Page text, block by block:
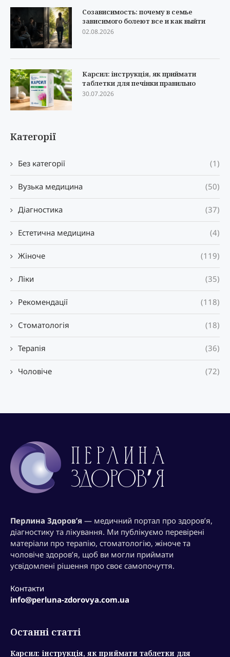
Созависимость: почему в семье
зависимого болеют все и как выйти
02.08.2026
Карсил: інструкція, як приймати
таблетки для печінки правильно
30.07.2026
Категорії
Без категорії (1)
Вузька медицина (50)
Діагностика (37)
Естетична медицина (4)
Жіноче (119)
Ліки (35)
Рекомендації (118)
Стоматологія (18)
Терапія (36)
Чоловіче (72)
Перлина Здоров’я — медичний портал про здоров’я,
діагностику та лікування. Ми публікуємо перевірені
матеріали про терапію, стоматологію, жіноче та
чоловіче здоров’я, щоб ви могли приймати
усвідомлені рішення про своє самопочуття.
Контакти
info@perluna-zdorovya.com.ua
Останні статті
Карсил: інструкція, як приймати таблетки для